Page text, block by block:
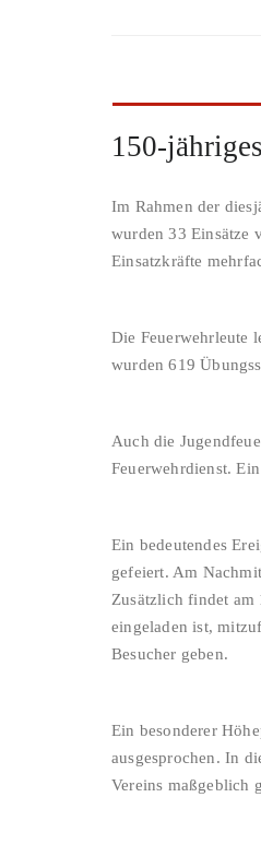
150-
Im Rahmen der
wurden 33 Einsätze
Einsatzkräfte
Die Feuerwehrleute
wurden 619
Auch die
Feuerwehrdienst.
Ein bedeutendes
gefeiert. Am
Zusätzlich findet am
eingeladen ist,
Besucher geben.
Ein besonderer
ausgesprochen. In
Vereins maßgeblich